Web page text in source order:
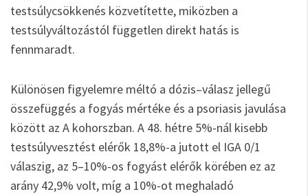
testsúlycsökkenés közvetítette, miközben a
testsúlyváltozástól független direkt hatás is
fennmaradt.
Különösen figyelemre méltó a dózis–válasz jellegű
összefüggés a fogyás mértéke és a psoriasis javulása
között az A kohorszban. A 48. hétre 5%-nál kisebb
testsúlyvesztést elérők 18,8%-a jutott el IGA 0/1
válaszig, az 5–10%-os fogyást elérők körében ez az
arány 42,9% volt, míg a 10%-ot meghaladó